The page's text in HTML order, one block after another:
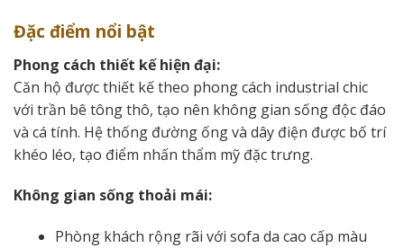
Đặc điểm nổi bật
Phong cách thiết kế hiện đại:
Căn hộ được thiết kế theo phong cách industrial chic
với trần bê tông thô, tạo nên không gian sống độc đáo
và cá tính. Hệ thống đường ống và dây điện được bố trí
khéo léo, tạo điểm nhấn thẩm mỹ đặc trưng.
Không gian sống thoải mái:
Phòng khách rộng rãi với sofa da cao cấp màu